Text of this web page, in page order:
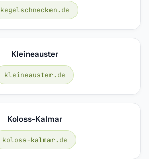
kegelschnecken.de
Kleineauster
kleineauster.de
Koloss-Kalmar
koloss-kalmar.de